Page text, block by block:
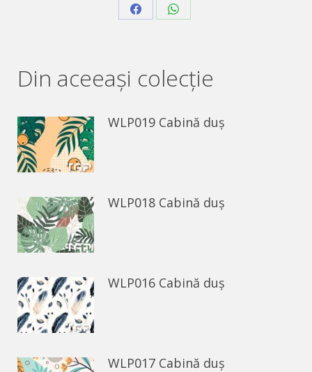
Share Share
Din aceeaşi colecție
WLP019 Cabină duș
WLP018 Cabină duș
WLP016 Cabină duș
WLP017 Cabină duș